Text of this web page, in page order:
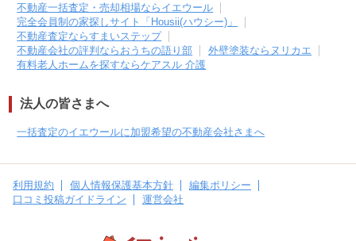
不動産一括査定・売却相場ならイエウール
完全会員制の家探しサイト「Housii(ハウシー)」
不動産査定ならすまいステップ
不動産会社の評判ならおうちの語り部
外壁塗装ならヌリカエ
有料老人ホームを探すならケアスル 介護
法人の皆さまへ
一括査定のイエウールに加盟希望の不動産会社さまへ
利用規約 個人情報保護基本方針
編集ポリシー
口コミ投稿ガイドライン
運営会社